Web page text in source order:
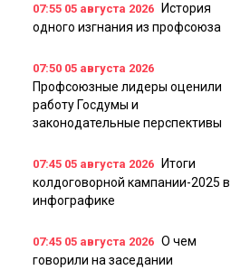
07:55 05 августа 2026
История
одного изгнания из профсоюза
07:50 05 августа 2026
Профсоюзные лидеры оценили
работу Госдумы и
законодательные перспективы
07:45 05 августа 2026
Итоги
колдоговорной кампании-2025 в
инфографике
07:45 05 августа 2026 О чем
говорили на заседании